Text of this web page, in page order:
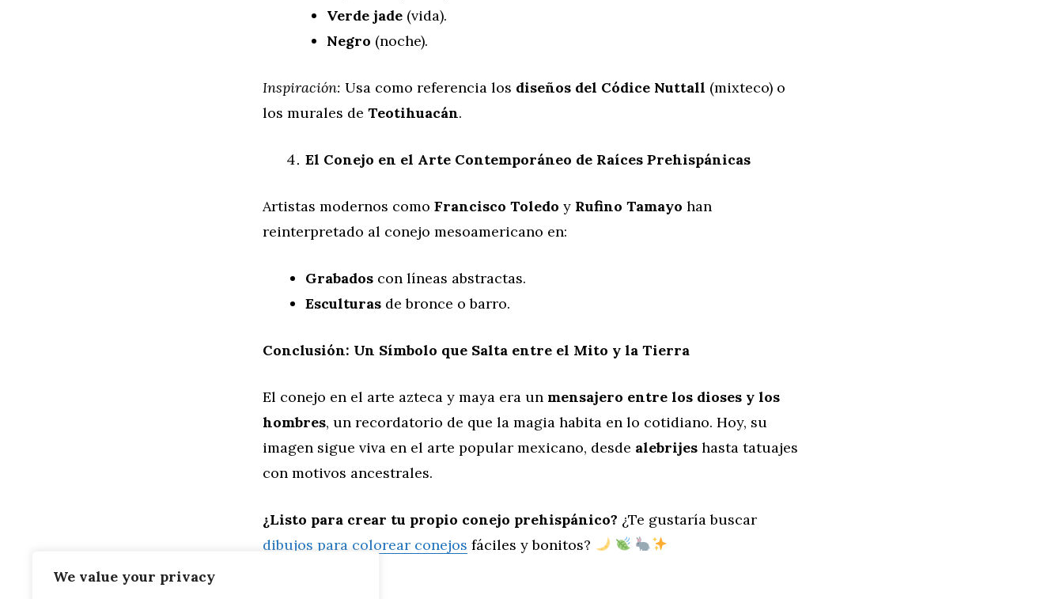
We value your privacy
Verde jade (vida).
Negro (noche).
Inspiración: Usa como referencia los diseños del Códice Nuttall (mixteco) o
los murales de Teotihuacán.
El Conejo en el Arte Contemporáneo de Raíces Prehispánicas
Artistas modernos como Francisco Toledo y Rufino Tamayo han
reinterpretado al conejo mesoamericano en:
Grabados con líneas abstractas.
Esculturas de bronce o barro.
Conclusión: Un Símbolo que Salta entre el Mito y la Tierra
El conejo en el arte azteca y maya era un mensajero entre los dioses y los
hombres, un recordatorio de que la magia habita en lo cotidiano. Hoy, su
imagen sigue viva en el arte popular mexicano, desde alebrijes hasta tatuajes
con motivos ancestrales.
¿Listo para crear tu propio conejo prehispánico? ¿Te gustaría buscar
dibujos para colorear conejos fáciles y bonitos?